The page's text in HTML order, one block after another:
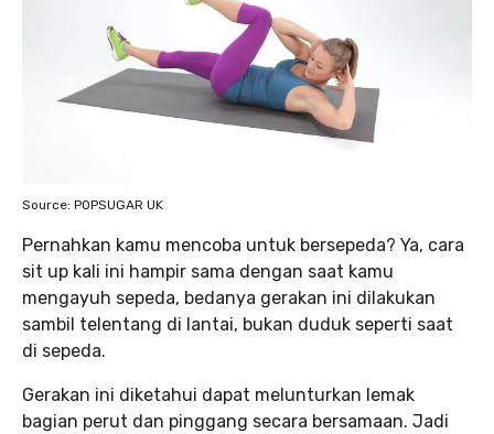
Source: POPSUGAR UK
Pernahkan kamu mencoba untuk bersepeda? Ya, cara
sit up kali ini hampir sama dengan saat kamu
mengayuh sepeda, bedanya gerakan ini dilakukan
sambil telentang di lantai, bukan duduk seperti saat
di sepeda.
Gerakan ini diketahui dapat melunturkan lemak
bagian perut dan pinggang secara bersamaan. Jadi